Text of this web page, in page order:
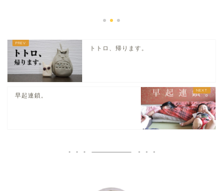
トトロ、帰ります。
早起連鎖。